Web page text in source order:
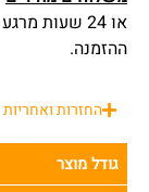
ההזמנה.
החזרות ואחריות
גודל מוצר